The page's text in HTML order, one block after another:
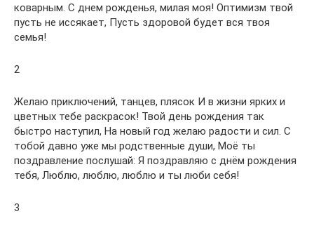
коварным. С днем рожденья, милая моя! Оптимизм твой
пусть не иссякает, Пусть здоровой будет вся твоя
семья!
2
Желаю приключений, танцев, плясок И в жизни ярких и
цветных тебе раскрасок! Твой день рождения так
быстро наступил, На новый год желаю радости и сил. С
тобой давно уже мы родственные души, Моё ты
поздравление послушай: Я поздравляю с днём рождения
тебя, Люблю, люблю, люблю и ты люби себя!
3